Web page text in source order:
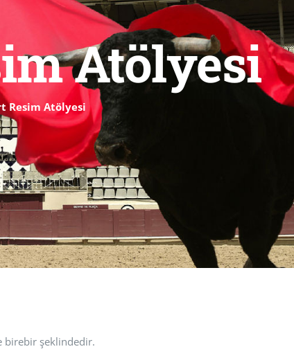
Atölyesi
Resim Atölyesi
birebir şeklindedir.